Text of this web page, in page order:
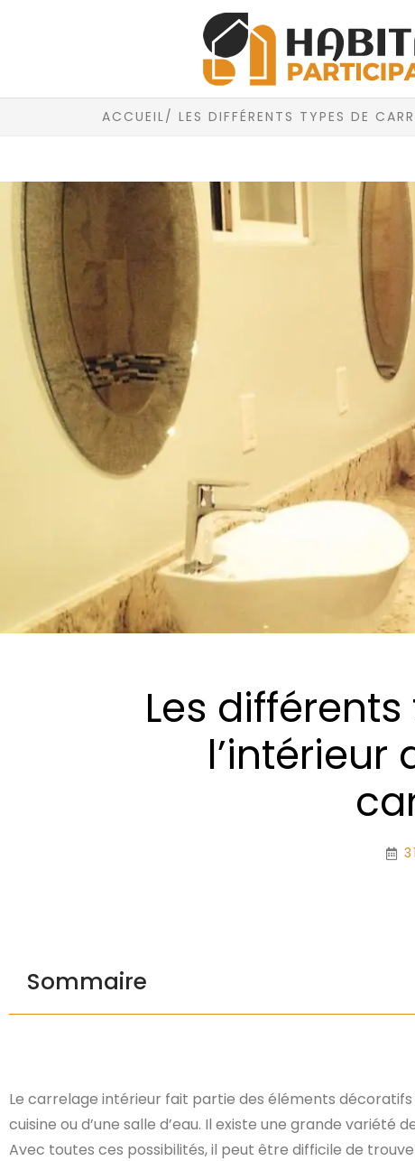
ACCUEIL/ LES DIFFÉRENTS TYPES DE
Les
l’intérieur
Sommaire
Le carrelage intérieur fait partie des éléments décoratifs
cuisine ou d’une salle d’eau. Il existe une grande
Avec toutes ces possibilités, il peut être difficile de